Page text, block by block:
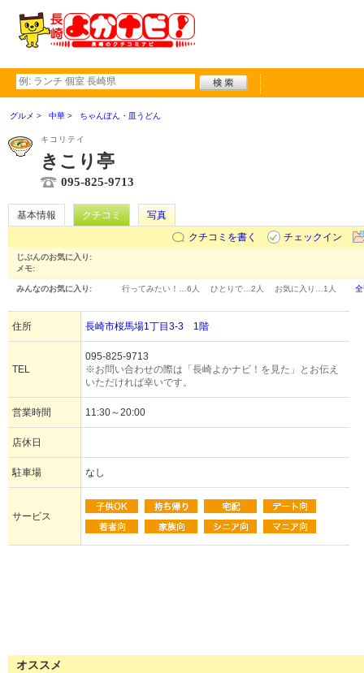
グルメ 中華 ちゃんぽん・皿うどん
キコリテイ
きこり亭
095-825-9713
基本情報 クチコミ
写真
クチコミを書く
チェックイン
じぶんのお気に入り:
メモ:
みんなのお気に入り: 行ってみたい！… 6人 ひとりで… 2人 お気に入り… 1人
住所 長崎市桜馬場1丁目3-3 1階
TEL
095-825-9713
※お問い合わせの際は「長崎よかナビ！を見た」とお伝え
いただければ幸いです。
営業時間 11:30～20:00
店休日
駐車場 なし
サービス
オススメ